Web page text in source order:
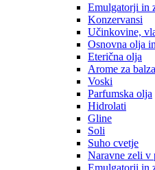
Emulgatorji in
Konzervansi
Učinkovine,
Osnovna olja
Eterična olja
Arome za
Voski
Parfumska olja
Hidrolati
Gline
Soli
Suho cvetje
Naravne zeli v
Emulgatorji in